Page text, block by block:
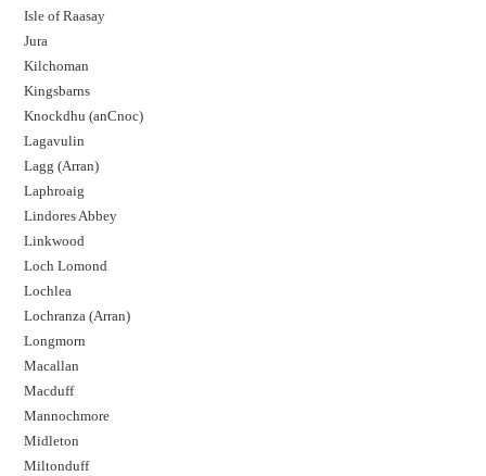
Isle of Raasay
Jura
Kilchoman
Kingsbarns
Knockdhu (anCnoc)
Lagavulin
Lagg (Arran)
Laphroaig
Lindores Abbey
Linkwood
Loch Lomond
Lochlea
Lochranza (Arran)
Longmorn
Macallan
Macduff
Mannochmore
Midleton
Miltonduff